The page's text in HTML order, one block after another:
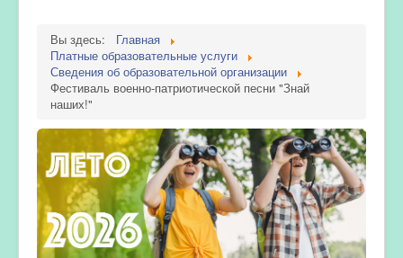
Вы здесь:
Главная
Платные образовательные услуги
Сведения об образовательной организации
Фестиваль военно-патриотической песни "Знай
наших!"